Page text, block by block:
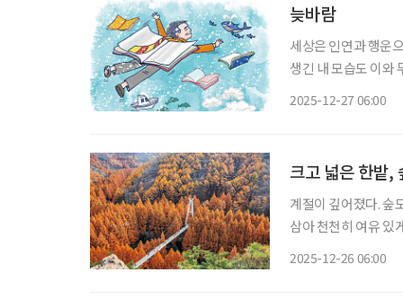
늦바람
세상은 인연과 행운
생긴 내 모습도 이와
2025-12-27 06:00
크고 넓은 한밭,
계절이 깊어졌다. 숲
삼아 천천히 여유 있
2025-12-26 06:00